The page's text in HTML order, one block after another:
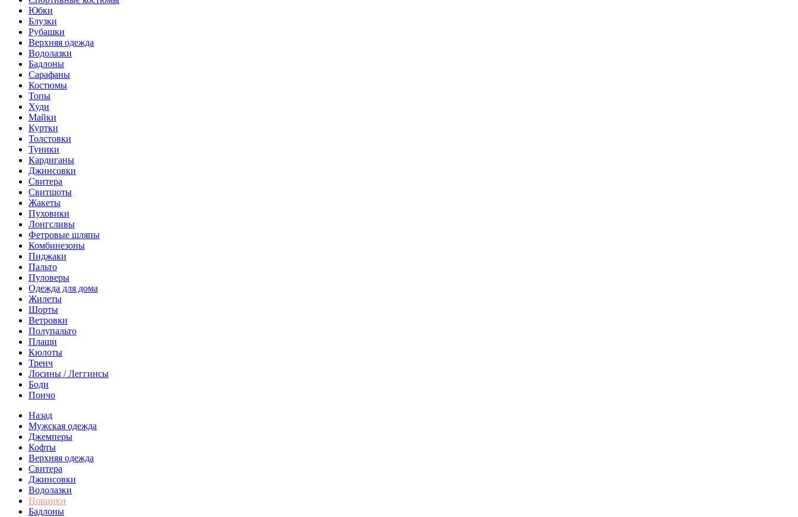
Юбки
Блузки
Рубашки
Верхняя одежда
Водолазки
Бадлоны
Сарафаны
Костюмы
Топы
Худи
Майки
Куртки
Толстовки
Туники
Кардиганы
Джинсовки
Свитера
Свитшоты
Жакеты
Пуховики
Лонгсливы
Фетровые шляпы
Комбинезоны
Пиджаки
Пальто
Пуловеры
Одежда для дома
Жилеты
Шорты
Ветровки
Полупальто
Плащи
Кюлоты
Тренч
Лосины / Леггинсы
Боди
Пончо
Назад
Мужская одежда
Джемперы
Кофты
Верхняя одежда
Свитера
Джинсовки
Водолазки
Новинки
Бадлоны